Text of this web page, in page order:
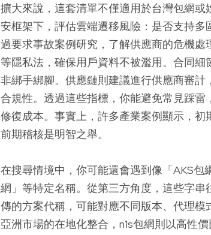
擴大來說，這套清單不僅適用於台灣包網
安框架下，評估雲端遷移風險：是否支持
過要求事故案例研究，了解供應商的危機
等隱私法，確保用戶資料不被濫用。合同
非綁手綁腳。供應鏈則建議進行供應商審
合規性。透過這些指標，你能避免常見踩
修復成本。事實上，許多產業案例顯示，
前期稽核是明智之舉。
在搜尋情境中，你可能還會遇到像「AKS包
網」等特定名稱。從第三方角度，這些字
傳的方案代稱，可能對應不同版本、代理
亞洲市場的在地化整合，n1s包網則以高性